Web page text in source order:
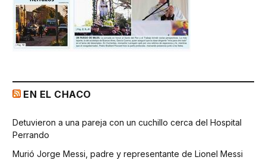
EN EL CHACO
Detuvieron a una pareja con un cuchillo cerca del Hospital
Perrando
Murió Jorge Messi, padre y representante de Lionel Messi